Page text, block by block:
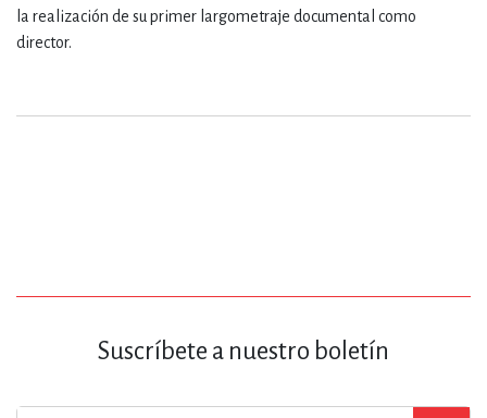
la realización de su primer largometraje documental como
director.
Suscríbete a nuestro boletín